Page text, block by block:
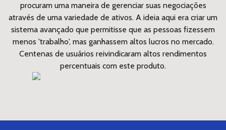
procuram uma maneira de gerenciar suas negociações
através de uma variedade de ativos. A ideia aqui era criar um
sistema avançado que permitisse que as pessoas fizessem
menos 'trabalho', mas ganhassem altos lucros no mercado.
Centenas de usuários reivindicaram altos rendimentos
percentuais com este produto.